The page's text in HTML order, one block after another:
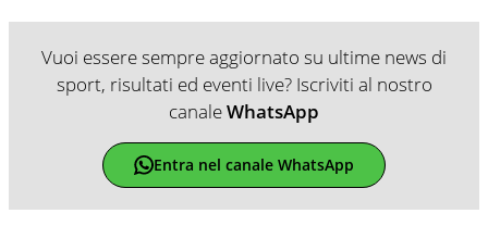
Vuoi essere sempre aggiornato su ultime news di
sport, risultati ed eventi live? Iscriviti al nostro
canaleWhatsApp
Entra nel canale WhatsApp